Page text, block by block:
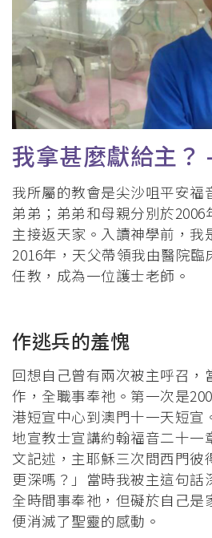
我拿甚麼獻給主？
我所屬的教會是尖沙咀平安福
弟弟；弟弟和母親分別於2006
主接返天家。入讀神學前，我
2016年，天父帶領我由醫院
任教，成為一位護士老師。
作逃兵的羞愧
回想自己曾有兩次被主呼召，
作，全職事奉祂。第一次是
港短宣中心到澳門十一天短宣
地宣教士宣講約翰福音二十一
文記述，主耶穌三次問西門彼
更深嗎？」當時我被主這句話
全時間事奉祂，但礙於自己是
便消滅了聖靈的感動。